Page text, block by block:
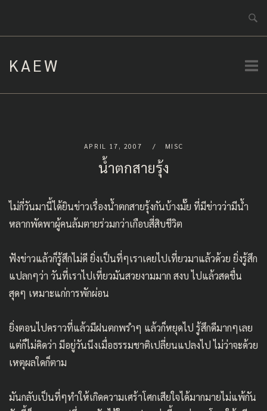
KAEW
APRIL 17, 2007 MISC
น้ำตกสายรุ้ง
ไม่กี่วันมานี้ได้ยินข่าวเรื่องน้ำตกสายรุ้งกันบ้างมั๊ย ที่มีข่าวว่ามีน้ำ
หลากพัดพาผู้คนล้มตายร่วมกว่าเกือบสี่สิบชีวิต
ฟังข่าวแล้วก็รู้สึกไม่ดี ยิ่งเป็นที่ๆเราเคยไปเที่ยวมาแล้วด้วย ยิ่งรู้สึก
แปลกๆว่า วันที่เราไปเที่ยวมันสวยงามมาก สงบ ไปแล้วสดชื่น
สุดๆ เหมาะแก่การพักผ่อน
ยิ่งตอนไปคราวที่แล้วมีฝนตกพรำๆ แล้วก็หยุดไป รู้สึกดีมากๆเลย
แต่ก็ไม่คิดว่า มีอยู่วันนึงเมื่อธรรมชาติเปลี่ยนแปลงไป ไม่ว่าจะด้วย
เหตุผลใดก็ตาม
มันกลับเป็นที่ๆทำให้เกิดความเศร้าโศกเสียใจได้มากมายไม่แพ้กัน